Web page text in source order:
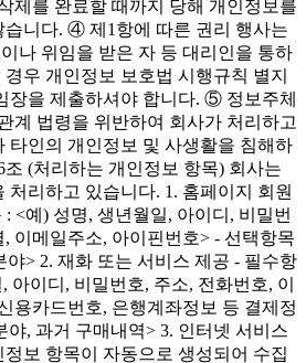
제를 완료할 때까지 당해 개인정보를
습니다. ④ 제1항에 따른 권리 행사는
나 위임을 받은 자 등 대리인을 통하
우 개인정보 보호법 시행규칙 별지
장을 제출하셔야 합니다. ⑤ 정보주체
계 법령을 위반하여 회사가 처리하고
타인의 개인정보 및 사생활을 침해하
(처리하는 개인정보 항목) 회사는
처리하고 있습니다. 1. 홈페이지 회원
<예) 성명, 생년월일, 아이디, 비밀번
이메일주소, 아이핀번호> - 선택항목
야> 2. 재화 또는 서비스 제공 - 필수항
아이디, 비밀번호, 주소, 전화번호, 이
용카드번호, 은행계좌정보 등 결제정
야, 과거 구매내역> 3. 인터넷 서비스
보 항목이 자동으로 생성되어 수집